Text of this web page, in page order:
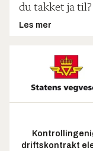
du takket ja til?
Les mer
driftskontrakt